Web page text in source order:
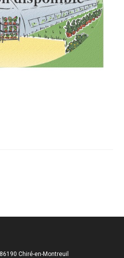
Chiré-en-Montreuil